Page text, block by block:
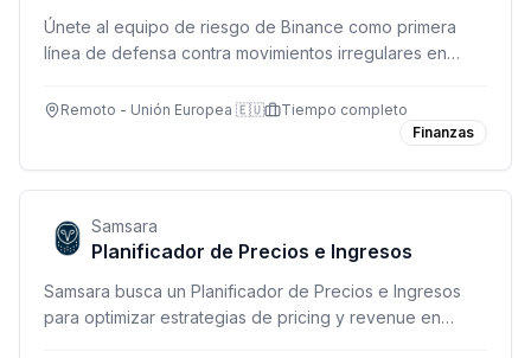
Únete al equipo de riesgo de Binance como primera
línea de defensa contra movimientos irregulares en
herramientas de riesgo en tiempo real.
Remoto - Unión Europea 🇪🇺
Tiempo completo
Finanzas
Samsara
Planificador de Precios e Ingresos
Samsara busca un Planificador de Precios e Ingresos
para optimizar estrategias de pricing y revenue en